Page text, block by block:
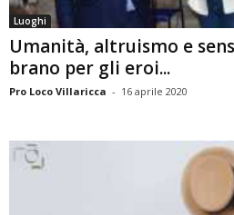
Luoghi
Umanità, altruismo e
brano per gli eroi...
Pro Loco Villaricca - 16 aprile 2020